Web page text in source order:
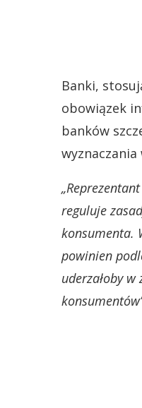
Banki,
obowiązek
banków
reguluje
konsumenta.
powinien
uderzałoby